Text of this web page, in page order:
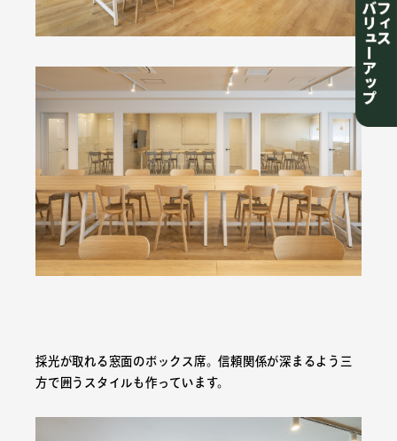
採光が取れる窓面のボックス席。信頼関係が深まるよう三
方で囲うスタイルも作っています。